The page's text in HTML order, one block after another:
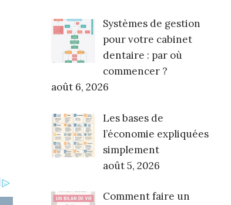
Systèmes de gestion
pour votre cabinet
dentaire : par où
commencer ?
août 6, 2026
Les bases de
l’économie expliquées
simplement
août 5, 2026
Comment faire un